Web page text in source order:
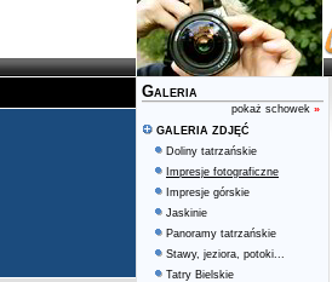
Galeria
pokaż schowek »
GALERIA ZDJĘĆ
Doliny tatrzańskie
Impresje fotograficzne
Impresje górskie
Jaskinie
Panoramy tatrzańskie
Stawy, jeziora, potoki...
Tatry Bielskie